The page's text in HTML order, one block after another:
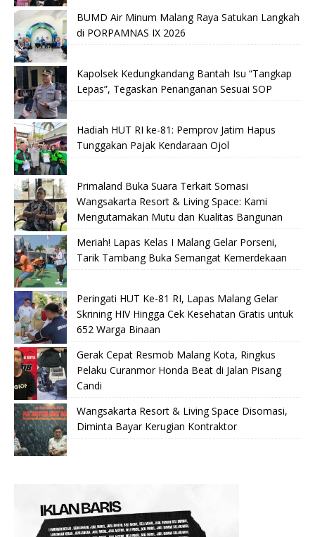
BUMD Air Minum Malang Raya Satukan Langkah
di PORPAMNAS IX 2026
Kapolsek Kedungkandang Bantah Isu “Tangkap
Lepas”, Tegaskan Penanganan Sesuai SOP
Hadiah HUT RI ke-81: Pemprov Jatim Hapus
Tunggakan Pajak Kendaraan Ojol
Primaland Buka Suara Terkait Somasi
Wangsakarta Resort & Living Space: Kami
Mengutamakan Mutu dan Kualitas Bangunan
Meriah! Lapas Kelas I Malang Gelar Porseni,
Tarik Tambang Buka Semangat Kemerdekaan
Peringati HUT Ke-81 RI, Lapas Malang Gelar
Skrining HIV Hingga Cek Kesehatan Gratis untuk
652 Warga Binaan
Gerak Cepat Resmob Malang Kota, Ringkus
Pelaku Curanmor Honda Beat di Jalan Pisang
Candi
Wangsakarta Resort & Living Space Disomasi,
Diminta Bayar Kerugian Kontraktor